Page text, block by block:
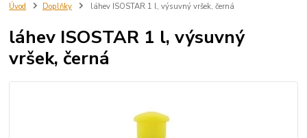
Úvod Doplňky láhev ISOSTAR 1 l, výsuvný vršek, černá
láhev ISOSTAR 1 l, výsuvný
vršek, černá